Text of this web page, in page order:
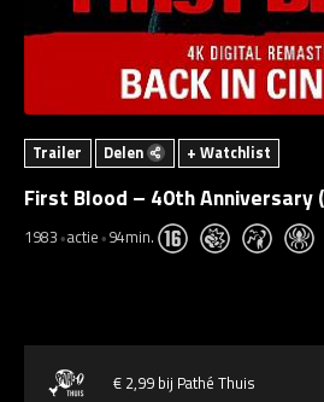
Trailer Delen + Watchlist
First Blood – 40th Anniversary
1983 actie 94min.
€ 2,99 bij Pathé Thuis